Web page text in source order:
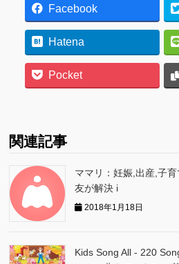
Facebook
Hatena
Pocket
関連記事
ママリ：妊娠,出産,子
友が解決 i
2018年1月18日
Kids Song All - 220